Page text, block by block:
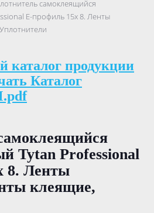
самоклеящийся
Е-профиль 15х 8. Ленты
каталог продукции
Каталог
Tytan Professional
8. Ленты
клеящие,